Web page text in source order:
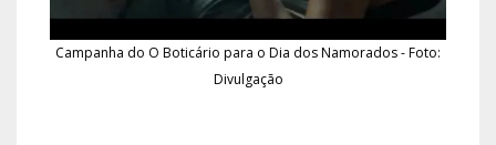
Campanha do O Boticário para o Dia dos Namorados - Foto:
Divulgação